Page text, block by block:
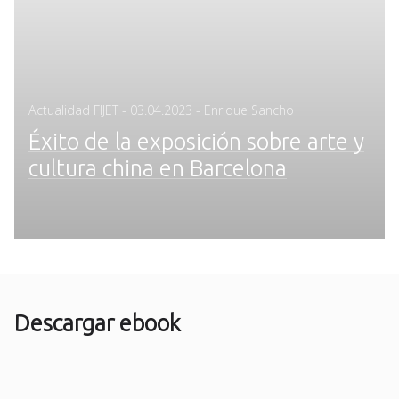
Actualidad FIJET - Posted
03.04.2023 - Enrique Sancho
Éxito de la exposición sobre arte y
cultura china en Barcelona
Descargar ebook